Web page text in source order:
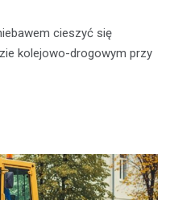
cieszyć się
kolejowo-drogowym przy